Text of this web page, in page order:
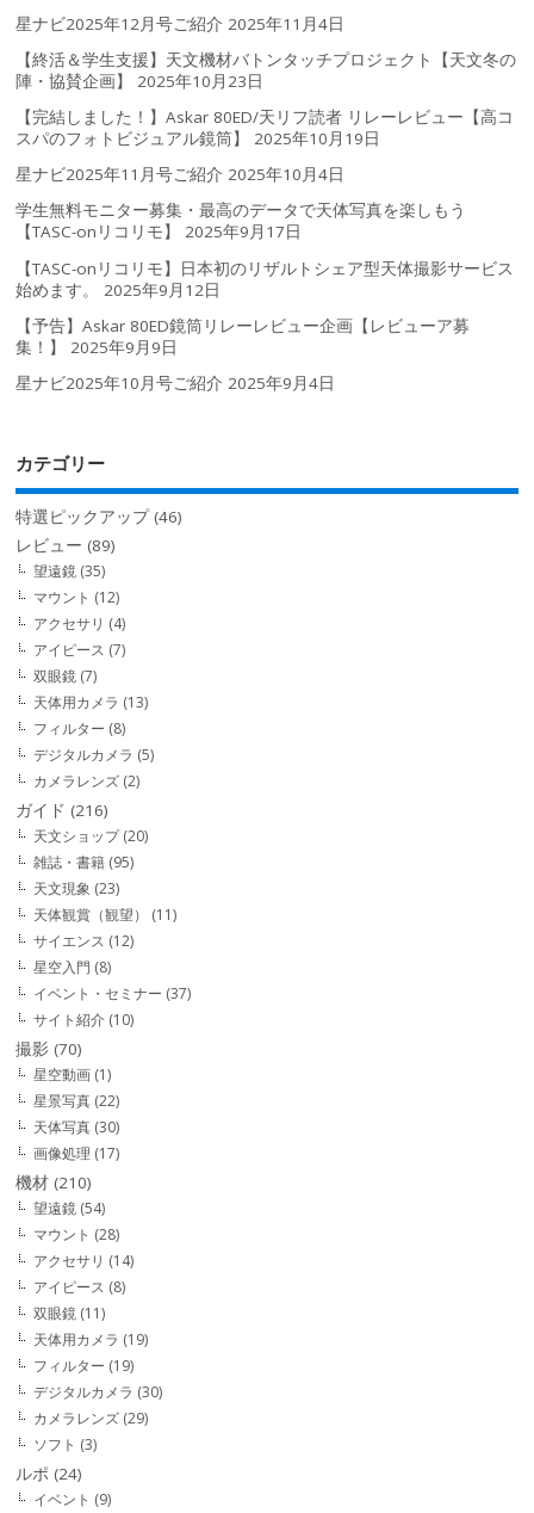
星ナビ2025年12月号ご紹介 2025年11月4日
【終活＆学生支援】天文機材バトンタッチプロジェクト【天文冬の
陣・協賛企画】
2025年10月23日
【完結しました！】Askar 80ED/天リフ読者 リレーレビュー【高コ
スパのフォトビジュアル鏡筒】
2025年10月19日
星ナビ2025年11月号ご紹介 2025年10月4日
学生無料モニター募集・最高のデータで天体写真を楽しもう
【TASC-onリコリモ】
2025年9月17日
【TASC-onリコリモ】日本初のリザルトシェア型天体撮影サービス
始めます。
2025年9月12日
【予告】Askar 80ED鏡筒リレーレビュー企画【レビューア募
集！】
2025年9月9日
星ナビ2025年10月号ご紹介 2025年9月4日
カテゴリー
特選ピックアップ(46)
レビュー (89)
望遠鏡 (35)
マウント (12)
アクセサリ (4)
アイピース (7)
双眼鏡 (7)
天体用カメラ (13)
フィルター (8)
デジタルカメラ (5)
カメラレンズ (2)
ガイド (216)
天文ショップ(20)
雑誌・書籍 (95)
天文現象 (23)
天体観賞（観望）
(11)
サイエンス (12)
星空入門 (8)
イベント・セミナー (37)
サイト紹介 (10)
撮影 (70)
星空動画 (1)
星景写真 (22)
天体写真 (30)
画像処理 (17)
機材 (210)
望遠鏡 (54)
マウント (28)
アクセサリ (14)
アイピース (8)
双眼鏡 (11)
天体用カメラ (19)
フィルター (19)
デジタルカメラ (30)
カメラレンズ (29)
ソフト (3)
ルポ (24)
イベント (9)